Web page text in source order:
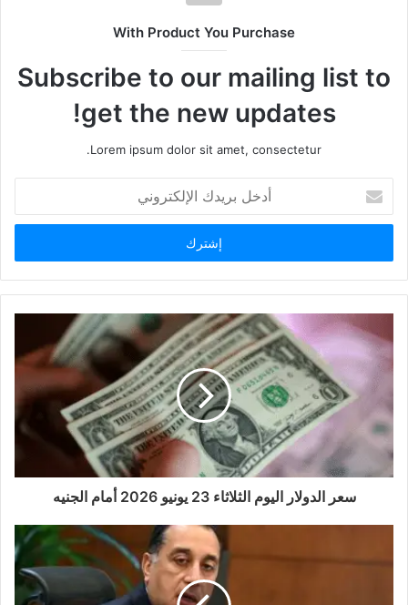
With Product You Purchase
Subscribe to our mailing list to
get the new updates!
Lorem ipsum dolor sit amet, consectetur.
بريدك
الإلكتروني
سعر الدولار اليوم الثلاثاء 23 يونيو 2026 أمام الجنيه